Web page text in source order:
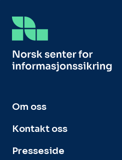
Om oss
Kontakt oss
Presseside